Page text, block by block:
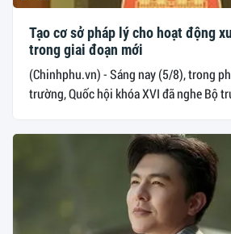
Tạo cơ sở pháp lý cho hoạt động
trong giai đoạn mới
(Chinhphu.vn) - Sáng nay (5/8), trong
trường, Quốc hội khóa XVI đã nghe Bộ